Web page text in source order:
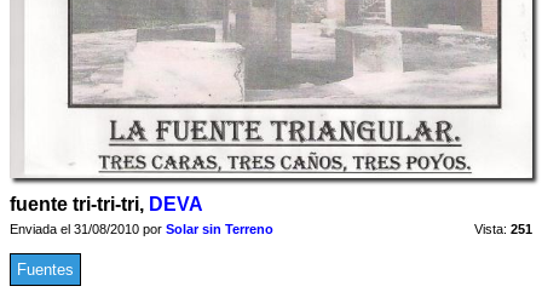
fuente tri-tri-tri, DEVA
Enviada el 31/08/2010 por Solar sin Terreno Vista: 251
Fuentes